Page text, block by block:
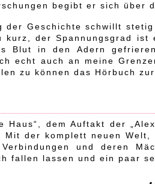
begibt er sich über
der Geschichte schwillt
kurz, der Spannungsgrad
Blut in den Adern
echt auch an meine
zu können das Hörbuch
Haus“, dem Auftakt der
Mit der komplett neuen
Verbindungen und deren
fallen lassen und ein paar